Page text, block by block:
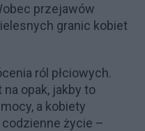
przejawów
granic kobiet
ról płciowych.
opak, jakby to
a kobiety
życie –